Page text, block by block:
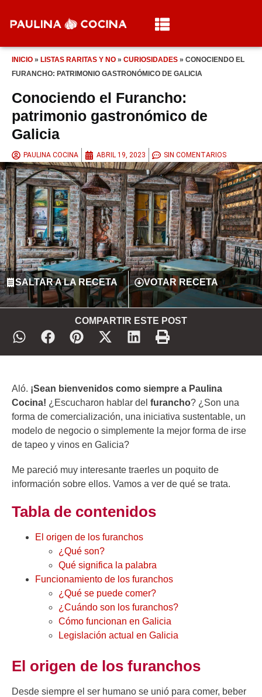
INICIO » LISTAS RARITAS Y NO » CURIOSIDADES » CONOCIENDO EL
FURANCHO: PATRIMONIO GASTRONÓMICO DE GALICIA
Conociendo el Furancho:
patrimonio gastronómico de
Galicia
PAULINA COCINA ABRIL 19, 2023 SIN COMENTARIOS
SALTAR A LA RECETA VOTAR RECETA
COMPARTIR ESTE POST
Aló. ¡Sean bienvenidos como siempre a Paulina
Cocina! ¿Escucharon hablar del furancho? ¿Son una
forma de comercialización, una iniciativa sustentable, un
modelo de negocio o simplemente la mejor forma de irse
de tapeo y vinos en Galicia?
Me pareció muy interesante traerles un poquito de
información sobre ellos. Vamos a ver de qué se trata.
Tabla de contenidos
El origen de los furanchos
¿Qué son?
Qué significa la palabra
Funcionamiento de los furanchos
¿Qué se puede comer?
¿Cuándo son los furanchos?
Cómo funcionan en Galicia
Legislación actual en Galicia
El origen de los furanchos
Desde siempre el ser humano se unió para comer, beber